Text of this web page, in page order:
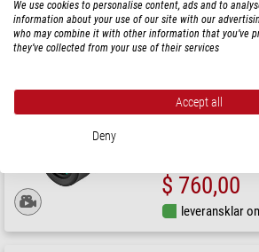
$ 195,00
leveransklar
Okular TE-80XW
$ 760,00
leveransklar
We use cookies to personalise content, ads and to
information about your use of our site with our
who may combine it with other information that you’ve
they’ve collected from your use of their services
Accept all
Deny